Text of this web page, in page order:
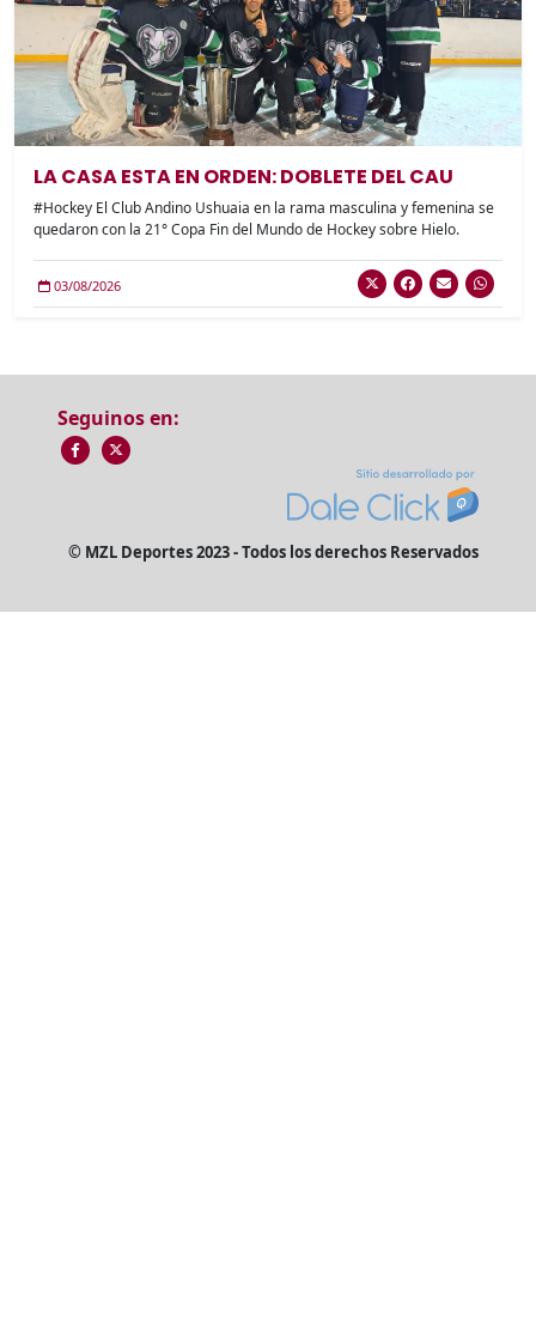
LA CASA ESTA EN ORDEN: DOBLETE DEL CAU
#Hockey El Club Andino Ushuaia en la rama masculina y femenina se
quedaron con la 21° Copa Fin del Mundo de Hockey sobre Hielo.
03/08/2026
Seguinos en:
© MZL Deportes 2023 - Todos los derechos Reservados